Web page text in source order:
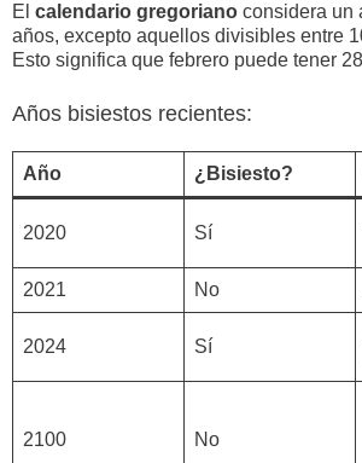
El calendario gregoriano considera un
años, excepto aquellos divisibles entre
Esto significa que febrero puede tener
Años bisiestos recientes:
Año ¿Bisiesto?
2020 Sí
2021 No
2024 Sí
2100 No